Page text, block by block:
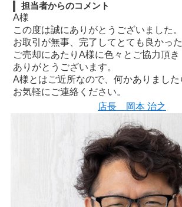
担当者からのコメント
A様
この度は誠にありがとうございました。
お取引が無事、完了してとても良かった
ご売却にあたりA様に色々とご協力頂き
ありがとうございます。
A様とはご近所なので、何かありました
お気軽にご連絡ください。
店長 岡本 治之